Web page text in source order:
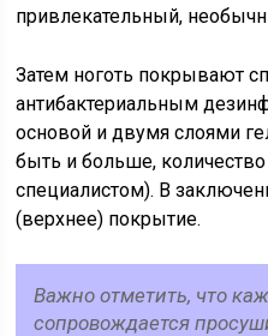
привлекательный,
Затем ноготь покрывают
антибактериальным
основой и двумя слоями
быть и больше, количество
специалистом). В
(верхнее) покрытие.
Важно отметить, что
сопровождается